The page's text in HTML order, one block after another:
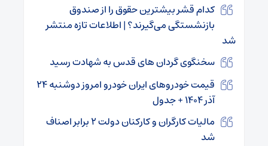
کدام قشر بیشترین حقوق را از صندوق
بازنشستگی می‌گیرند؟ | اطلاعات تازه منتشر
شد
سخنگوی گردان های قدس به شهادت رسید
قیمت خودرو‌های ایران خودرو امروز دوشنبه ۲۴
آذر ۱۴۰۴ + جدول
مالیات کارگران و کارکنان دولت ۲ برابر اصناف
شد